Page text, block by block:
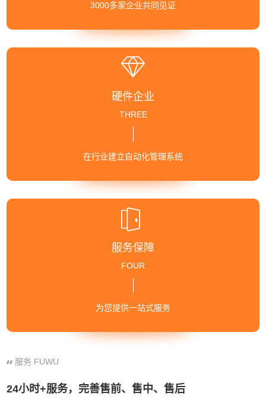
3000多家企业共同见证
硬件企业
THREE
在行业建立自动化管理系统
服务保障
FOUR
为您提供一站式服务
服务 FUWU
24小时+服务，完善售前、售中、售后